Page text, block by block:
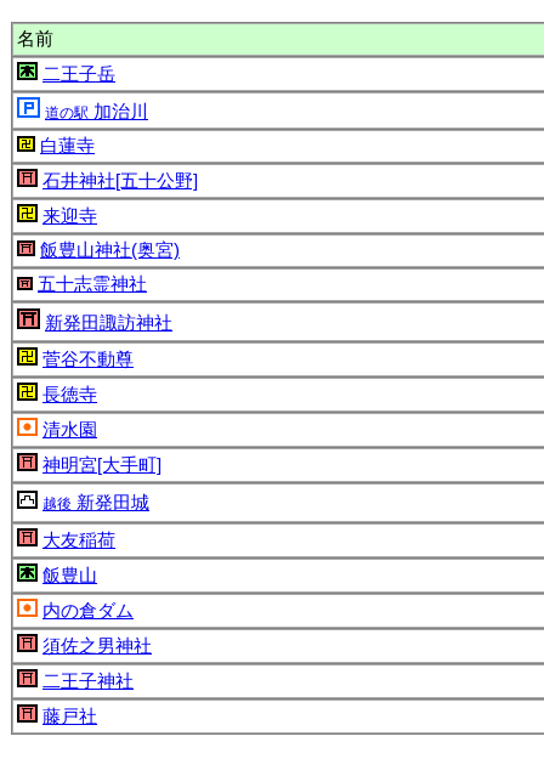
名前
二王子岳
道の駅 加治川
白蓮寺
石井神社[五十公野]
来迎寺
飯豊山神社(奥宮)
五十志霊神社
新発田諏訪神社
菅谷不動尊
長徳寺
清水園
神明宮[大手町]
越後 新発田城
大友稲荷
飯豊山
内の倉ダム
須佐之男神社
二王子神社
藤戸社